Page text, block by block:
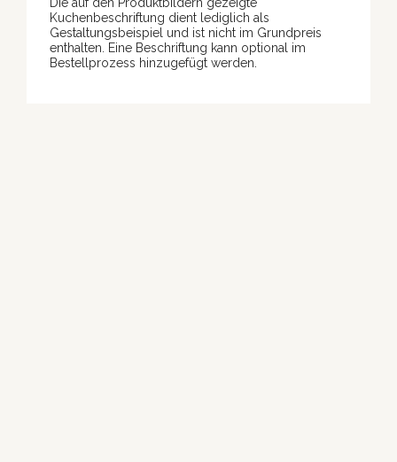
Kuchenbeschriftung dient lediglich als
Gestaltungsbeispiel und ist nicht im Grundpreis
enthalten. Eine Beschriftung kann optional im
Bestellprozess hinzugefügt werden.